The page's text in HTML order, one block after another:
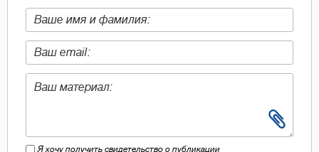
Я хочу получить свидетельство о публикации